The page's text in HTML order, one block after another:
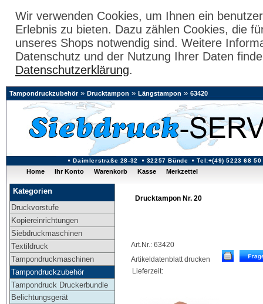
Wir verwenden Cookies, um Ihnen ein
Erlebnis zu bieten. Dazu zählen Cookies, die
unseres Shops notwendig sind. Weitere
Datenschutz und der Nutzung Ihrer Daten
Datenschutzerklärung.
Daimlerstraße 28-32 32257 Bünde Tel:+(49) 5223 68 50
Tampondruckzubehör» Drucktampon » Längstampon » 63420
Home Ihr Konto Warenkorb Kasse Merkzettel
Kategorien
Druckvorstufe
Kopiereinrichtungen
Siebdruckmaschinen
Textildruck
Tampondruckmaschinen
Tampondruckzubehör
Tampondruck Druckerbundle
Belichtungsgerät
Drucktampon Nr. 20
Art.Nr.: 63420
Artikeldatenblatt drucken
Lieferzeit: